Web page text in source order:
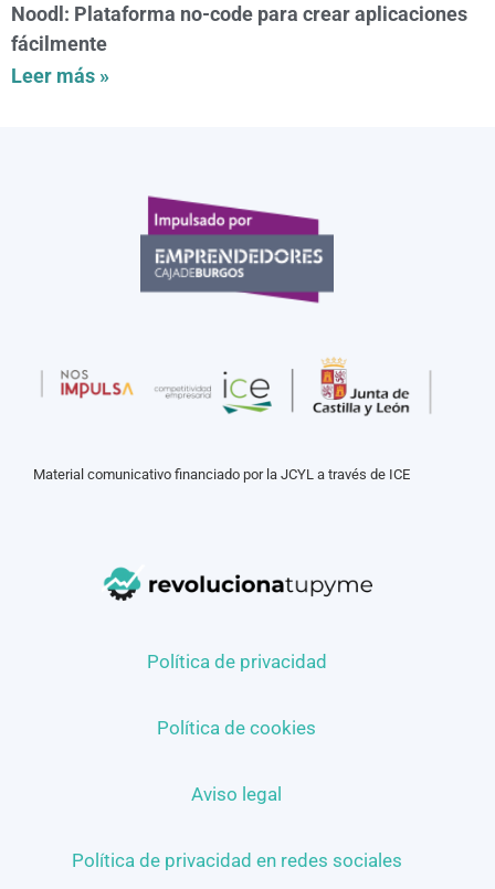
Noodl: Plataforma no-code para crear aplicaciones
fácilmente
Leer más »
Material comunicativo financiado por la JCYL a través de ICE
Política de privacidad
Política de cookies
Aviso legal
Política de privacidad en redes sociales